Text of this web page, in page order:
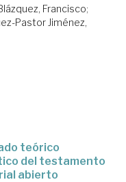
Francisco;
Pastor Jiménez,
teórico
del testamento
abierto